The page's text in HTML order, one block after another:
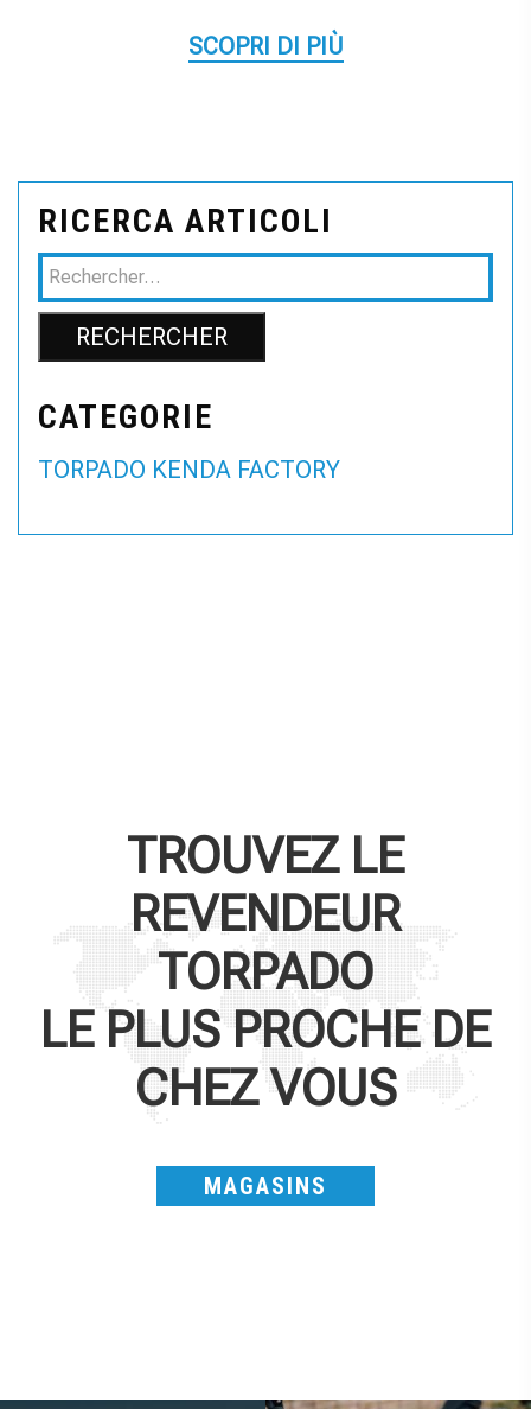
SCOPRI DI PIÙ
RICERCA ARTICOLI
CATEGORIE
TORPADO KENDA FACTORY
TROUVEZ LE
REVENDEUR
TORPADO
LE PLUS PROCHE DE
CHEZ VOUS
MAGASINS